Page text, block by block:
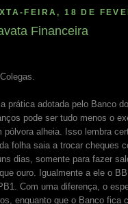
FEIRA, 18 DE
Financeira
prática adotada pelo Banco
pode ser tudo menos o
pólvora alheia. Isso lembra
folha saia a trocar cheques
dias, somente para fazer
ouro. Igualmente a ele o
Com uma diferença, o
enquanto que o Banco fica